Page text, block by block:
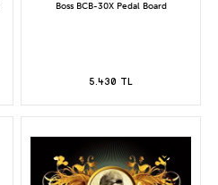
Boss BCB-30X Pedal Board
5.430 TL